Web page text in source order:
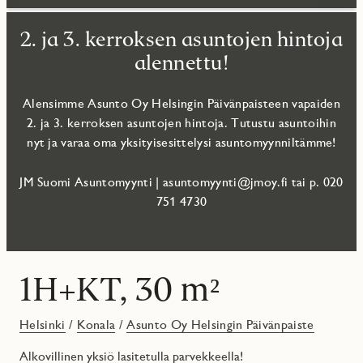
2. ja 3. kerroksen asuntojen hintoja
alennettu!
Alensimme Asunto Oy Helsingin Päivänpaisteen vapaiden
2. ja 3. kerroksen asuntojen hintoja. Tutustu asuntoihin
nyt ja varaa oma yksityisesittelysi asuntomyynniltämme!
JM Suomi Asuntomyynti | asuntomyynti@jmoy.fi tai p. 020
751 4730‬
1H+KT, 30 m²
Helsinki / Konala /Asunto Oy Helsingin Päivänpaiste
Alkovillinen yksiö lasitetulla parvekkeella!